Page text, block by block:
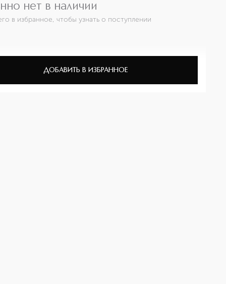
нет в наличии
в избранное, чтобы узнать о поступлении
ДОБАВИТЬ В ИЗБРАННОЕ